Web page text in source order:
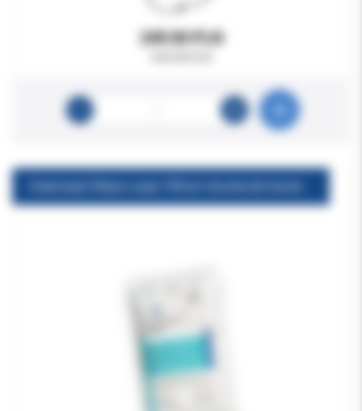
249.00 PLN